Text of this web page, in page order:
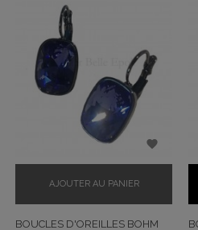
AJOUTER AU PANIER

BOUCLES D'OREILLES BOHM